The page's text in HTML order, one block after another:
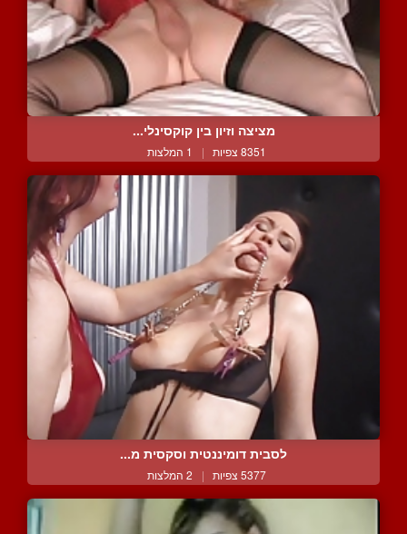
מציצה וזיון בין קוקסינלי...
8351 צפיות | 1 המלצות
לסבית דומיננטית וסקסית מ...
5377 צפיות | 2 המלצות